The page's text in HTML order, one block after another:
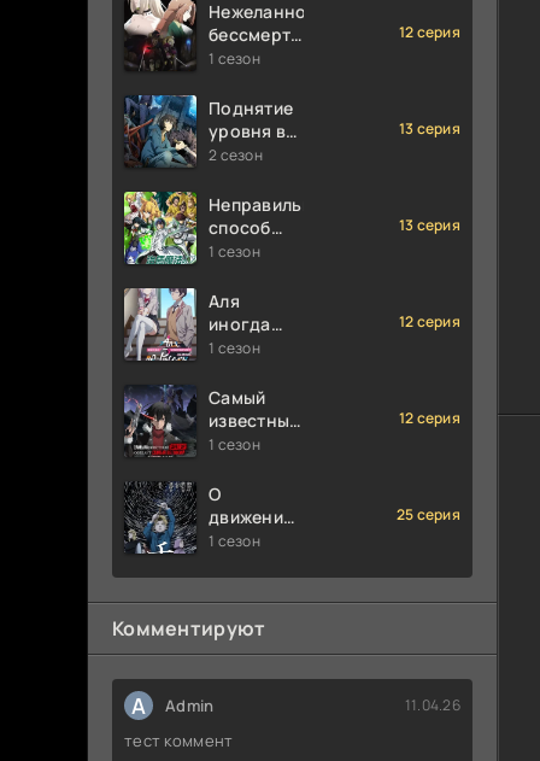
силе
мгновенной
смерти
Нежеланно
бессмертный
авантюрист
1 сезон
12 серия
Поднятие
уровня в
одиночку
2 сезон
13 серия
Неправильный
способ
использования
магии
1 сезон
13 серия
Аля
иногда
кокетничает
по-русски
1 сезон
12 серия
Самый
известный
диктор
самый
великий в
мире клан
1 сезон
12 серия
О
движении
Земли
1 сезон
25 серия
Комментируют
A Admin 11.04.26
тест коммент